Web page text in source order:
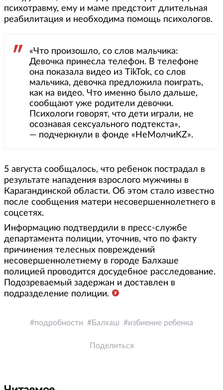
психотравму, ему и маме предстоит длительная
реабилитация и необходима помощь психологов.
«Что произошло, со слов мальчика:
Девочка принесла телефон. В телефоне
она показала видео из TikTok, со слов
мальчика, девочка предложила поиграть,
как на видео. Что именно было дальше,
сообщают уже родители девочки.
Психологи говорят, что дети играли, не
осознавая сексуального подтекста»,
— подчеркнули в фонде «НеМолчиKZ».
5 августа сообщалось, что ребенок пострадал в
результате нападения взрослого мужчины в
Карагандинской области. Об этом стало известно
после сообщения матери несовершеннолетнего в
соцсетях.
Информацию подтвердили в пресс-службе
департамента полиции, уточнив, что по факту
причинения телесных повреждений
несовершеннолетнему в городе Балхаше
полицией проводится досудебное расследование.
Подозреваемый задержан и доставлен в
подразделение полиции.
подробности Балхаш избиение ребенка
Поделиться